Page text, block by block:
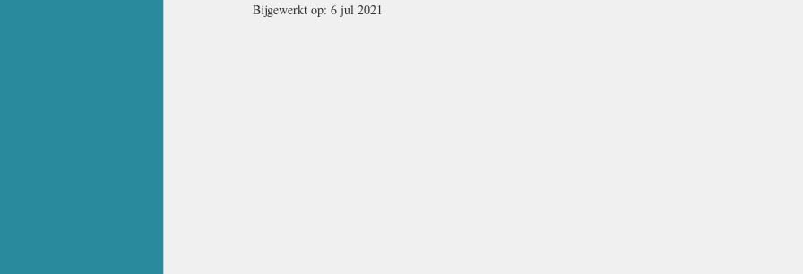
Bijgewerkt op: 6 jul 2021